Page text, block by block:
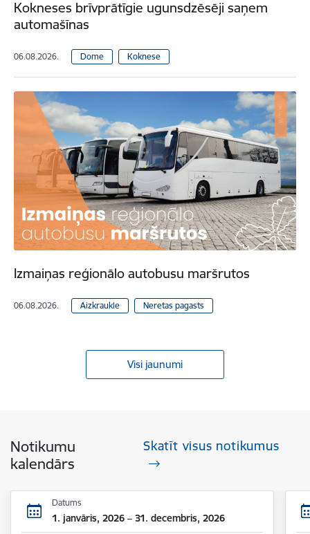
Kokneses brīvprātīgie ugunsdzēsēji saņem
automašīnas
06.08.2026. Dome Koknese
Izmaiņas reģionālo autobusu maršrutos
06.08.2026. Aizkraukle Neretas pagasts
Visi jaunumi
Notikumu
kalendārs
Skatīt visus notikumus
Datums
1. janvāris, 2026 – 31. decembris, 2026